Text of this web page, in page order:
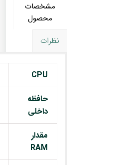
مشخصات
محصول
نظرات
CPU
حافظه
داخلی
مقدار
RAM